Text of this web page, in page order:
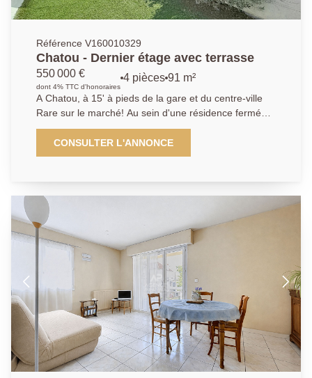
d'un revenu locatif pour l'appartement de 1350 euros
mensuel, le rapport locatif brut est d'environ 6%.
Référence V160010329
Chatou - Dernier étage avec terrasse
550 000 €
dont 4% TTC d'honoraires
4 pièces 91 m²
A Chatou, à 15' à pieds de la gare et du centre-ville
Rare sur le marché! Au sein d'une résidence fermée
et sécurisée, L'Agence Principale vous propose, au
dernier étage avec ascenseur, cet appartement 4
pièces offrant une belle terrasse de 29m² exposée
ainsi que deux chambres, de 22 m² et 11 m². Un
espace bureau vous permettra de travailler depuis
chez vous. L'appartement offre de beaux volumes et
une superbe luminosité. Une cave, une place de
parking privative et un box complètent le bien.
CONSULTER L'ANNONCE